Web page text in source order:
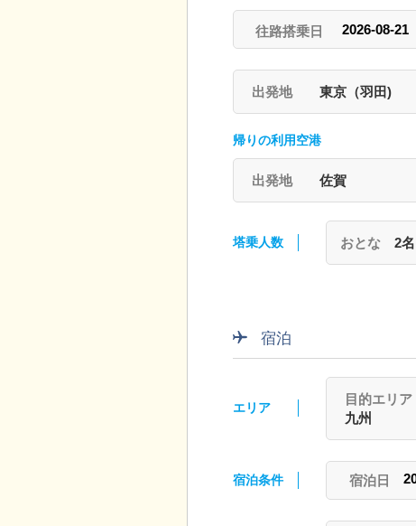
出発地 東京（羽田)
帰りの利用空港
出発地 佐賀
塔乗人数 おとな 2名
宿泊
エリア
目的エリア
九州
宿泊条件